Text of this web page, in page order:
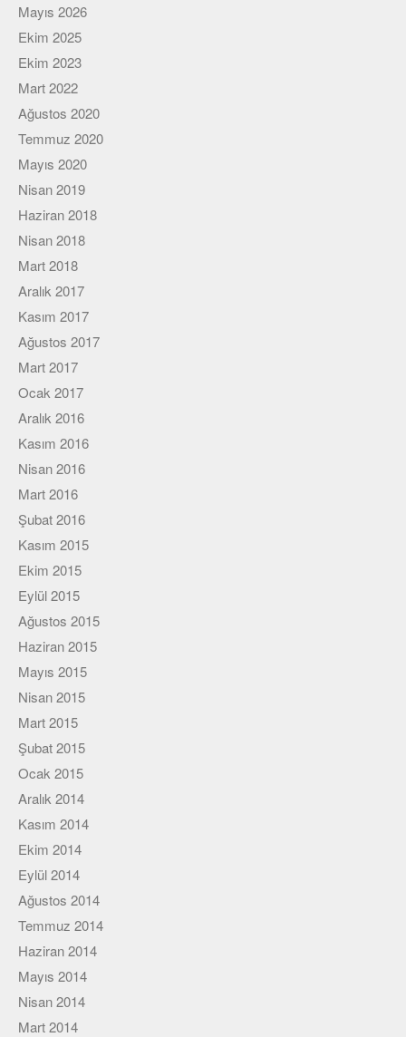
Bize yazın
Viki
Mayıs 2026
Ekim 2025
Ekim 2023
Mart 2022
Ağustos 2020
Temmuz 2020
Mayıs 2020
Nisan 2019
Haziran 2018
Nisan 2018
Mart 2018
Aralık 2017
Kasım 2017
Ağustos 2017
Mart 2017
Ocak 2017
Aralık 2016
Kasım 2016
Nisan 2016
Mart 2016
Şubat 2016
Kasım 2015
Ekim 2015
Eylül 2015
Ağustos 2015
Haziran 2015
Mayıs 2015
Nisan 2015
Mart 2015
Şubat 2015
Ocak 2015
Aralık 2014
Kasım 2014
Ekim 2014
Eylül 2014
Ağustos 2014
Temmuz 2014
Haziran 2014
Mayıs 2014
Nisan 2014
Mart 2014